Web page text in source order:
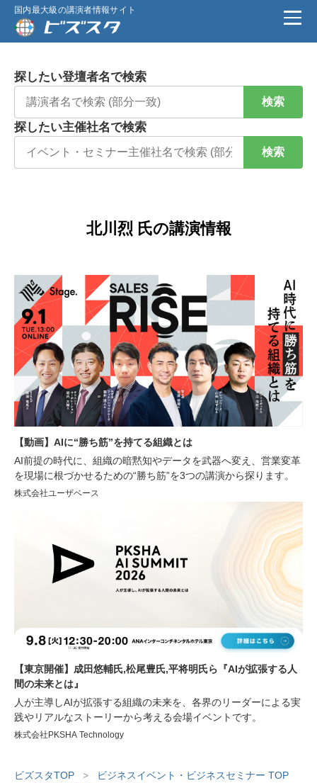
国内最大級の講演者情報サイト
探したい登壇者名で検索
検索
探したい主催社名で検索
検索
北川烈 氏の講演情報
【動画】AIに“勝ち筋”を持てる組織とは
AI前提の時代に、組織の暗黙知やデータを武器へ変え、営業変革
を現場に根づかせるための“勝ち筋”を3つの講演から探ります。
株式会社ユーザベース
【東京開催】成田悠輔氏,松尾豊氏,平将明氏ら『AIが拡張する人
間の未来とは』
人が主導しAIが拡張する組織の未来を、各界のリーダーによる実
践やリアルなストーリーから考える会場イベントです。
株式会社PKSHA Technology
ビズスタTOP >
ビジネスイベント・ビジネスセミナー TOP